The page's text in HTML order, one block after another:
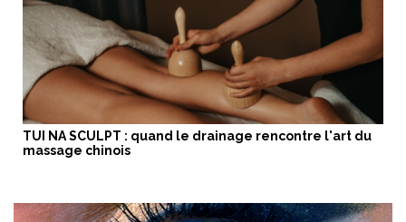
TUI NA SCULPT : quand le drainage rencontre l'art du
massage chinois